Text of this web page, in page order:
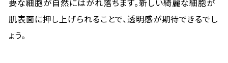
要な細胞が自然にはがれ落ちます。新しい綺麗な細胞が
肌表面に押し上げられることで、透明感が期待できるでし
ょう。